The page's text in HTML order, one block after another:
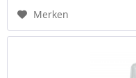
Merken